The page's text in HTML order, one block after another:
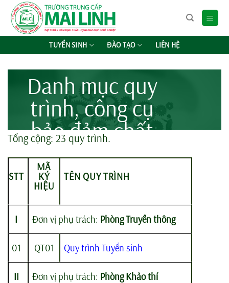
Chuyển
đến
TUYỂN SINH ĐÀO TẠO LIÊN HỆ
Danh mục quy
trình, công cụ
bảo đảm chất
lượng
Tổng cộng: 23 quy trình.
STT
MÃ
KÝ
HIỆU
TÊN QUY TRÌNH
I Đơn vị phụ trách: Phòng Truyền thông
01 QT01 Quy trình Tuyển sinh
II Đơn vị phụ trách: Phòng Khảo thí